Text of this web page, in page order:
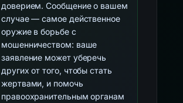
доверием. Сообщение о вашем
случае — самое действенное
оружие в борьбе с
мошенничеством: ваше
заявление может уберечь
других от того, чтобы стать
жертвами, и помочь
правоохранительным органам